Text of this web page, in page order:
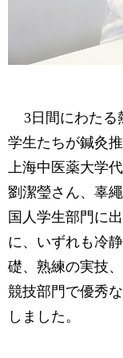
3日間にわたる
学生たちが鍼灸
上海中医薬大学
劉潔瑩さん、辜
国人学生部門に
に、いずれも冷
礎、熟練の実技
競技部門で優秀
しました。